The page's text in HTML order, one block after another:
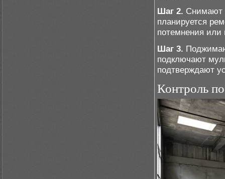
Шаг 2. Снимают
планируется
потемнения или
Шаг 3.
подключают
подтверждают
Контроль